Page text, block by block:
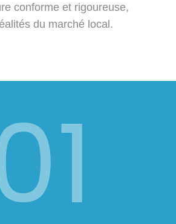
conforme et rigoureuse,
du marché local.